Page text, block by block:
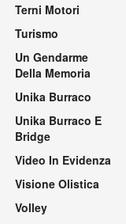
Terni Motori
Turismo
Un Gendarme
Della Memoria
Unika Burraco
Unika Burraco E
Bridge
Video In Evidenza
Visione Olistica
Volley